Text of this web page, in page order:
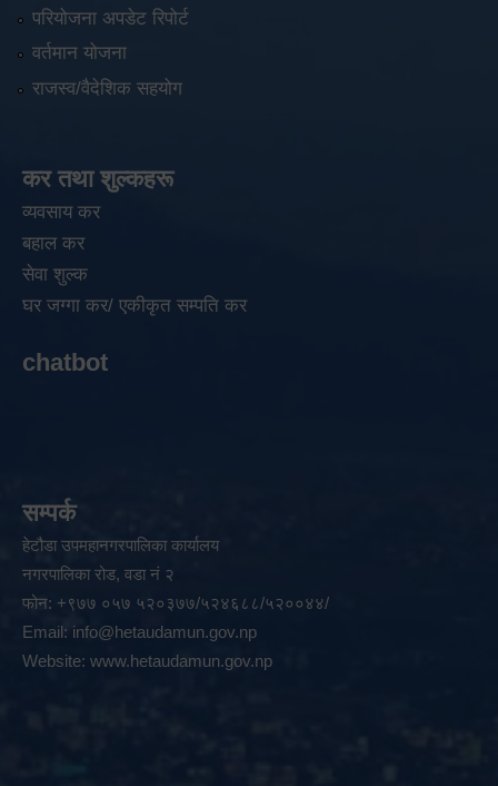
परियोजना अपडेट रिपोर्ट
वर्तमान योजना
राजस्व/वैदेशिक सहयोग
कर तथा शुल्कहरू
व्यवसाय कर
बहाल कर
सेवा शुल्क
घर जग्गा कर/ एकीकृत सम्पति कर
chatbot
सम्पर्क
हेटौडा उपमहानगरपालिका कार्यालय
नगरपालिका रोड, वडा नं २
फोन: +९७७ ०५७ ५२०३७७/५२४६८८/५२००४४/
Email: info@hetaudamun.gov.np
Website: www.hetaudamun.gov.np